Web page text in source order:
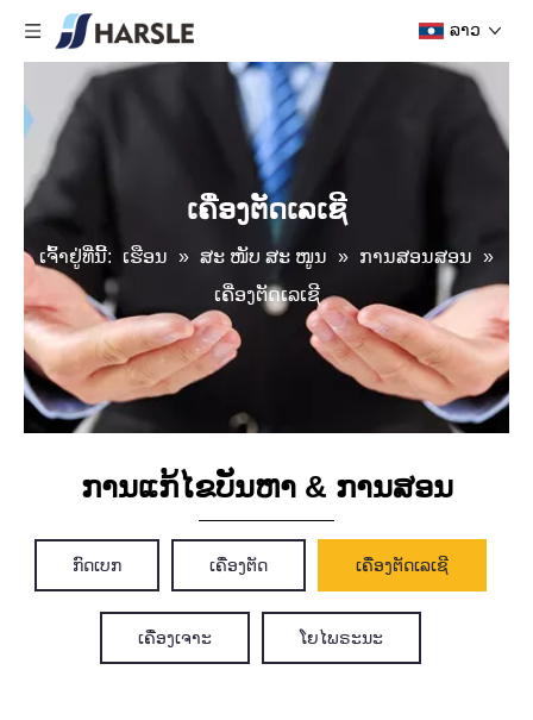
ລາວ
ເຄື່ອງຕັດເລເຊີ
ເຈົ້າ​ຢູ່​ທີ່​ນີ້: ເຮືອນ » ສະ ໜັບ ສະ ໜູນ » ການສອນສອນ »
ເຄື່ອງຕັດເລເຊີ
ການແກ້ໄຂບັນຫາ & ການສອນ
ກົດເບກ ເຄື່ອງຕັດ ເຄື່ອງຕັດເລເຊີ
ເຄື່ອງເຈາະ ໂຍໄພຣະນະ